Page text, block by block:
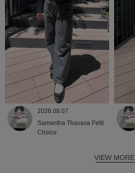
2026.08.07
Samantha Thavasa Petit
Choice
VIEW MORE